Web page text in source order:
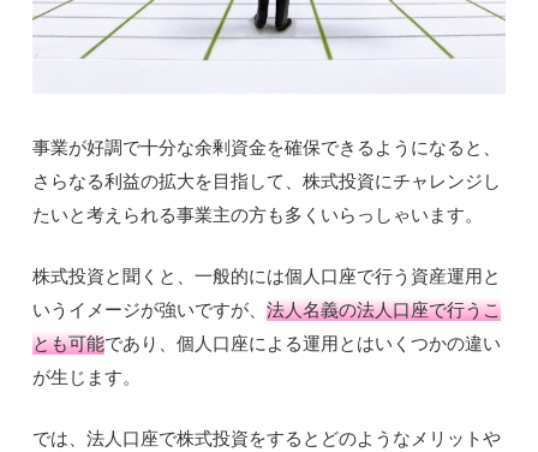
事業が好調で十分な余剰資金を確保できるようになると、
さらなる利益の拡大を目指して、株式投資にチャレンジし
たいと考えられる事業主の方も多くいらっしゃいます。
株式投資と聞くと、一般的には個人口座で行う資産運用と
いうイメージが強いですが、法人名義の法人口座で行うこ
とも可能であり、個人口座による運用とはいくつかの違い
が生じます。
では、法人口座で株式投資をするとどのようなメリットや